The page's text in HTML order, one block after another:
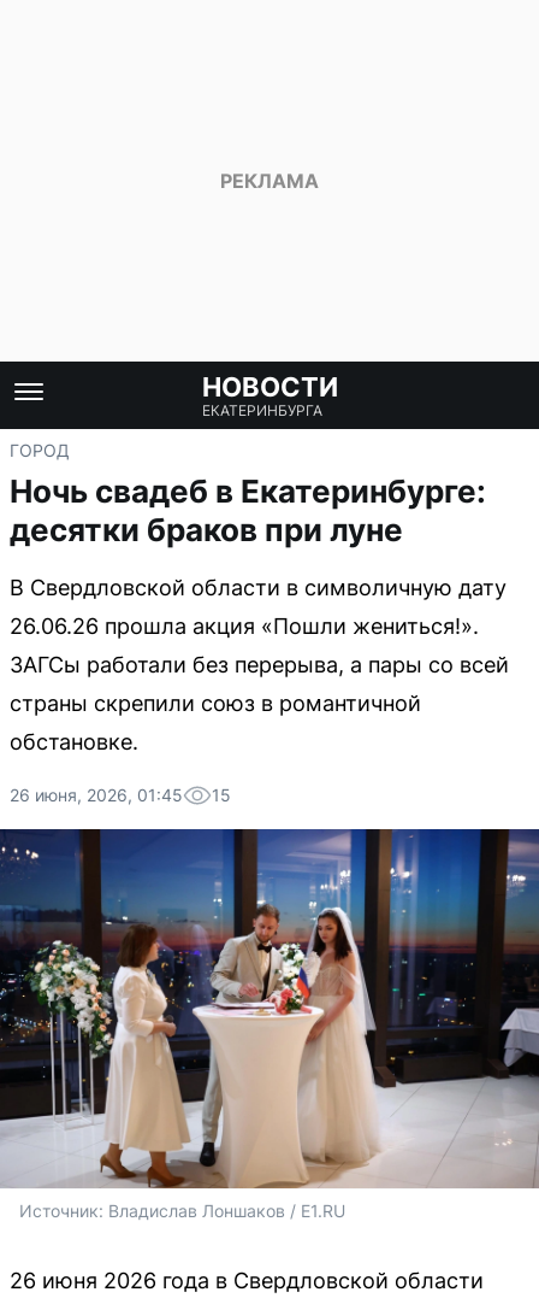
НОВОСТИ
ЕКАТЕРИНБУРГА
ГОРОД
Ночь свадеб в Екатеринбурге:
десятки браков при луне
В Свердловской области в символичную дату
26.06.26 прошла акция «Пошли жениться!».
ЗАГСы работали без перерыва, а пары со всей
страны скрепили союз в романтичной
обстановке.
26 июня, 2026, 01:45 15
Источник: Влaдислaв Лоншaков / E1.RU
26 июня 2026 года в Свердловской области